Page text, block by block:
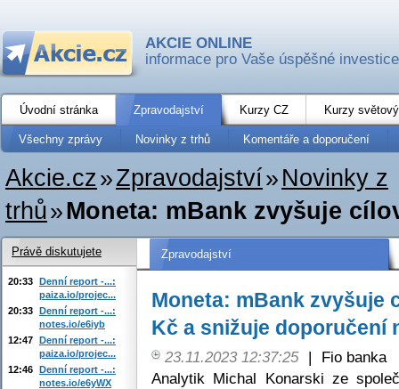
AKCIE ONLINE
informace pro Vaše úspěšné investice
Úvodní stránka Zpravodajství Kurzy CZ Kurzy
Všechny zprávy Novinky z trhů Komentáře a doporučení
Akcie.cz»Zpravodajství» Novinky z
trhů»Moneta: mBank zvyšuje
Zpravodajství
Moneta: mBank zvyšuje
Kč a snižuje doporučení
23.11.2023 12:37:25 |
Fio banka
Analytik Michal Konarski ze
Právě diskutujete
20:33 Denní report -...:
paiza.io/projec...
20:33 Denní report -...:
notes.io/e6iyb
12:47 Denní report -...:
paiza.io/projec...
12:46 Denní report -...:
notes.io/e6yWX